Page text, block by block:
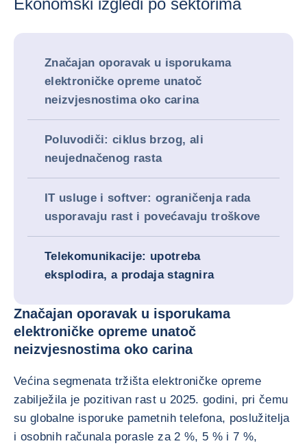
Ekonomski izgledi po sektorima
Značajan oporavak u isporukama
elektroničke opreme unatoč
neizvjesnostima oko carina
Poluvodiči: ciklus brzog, ali
neujednačenog rasta
IT usluge i softver: ograničenja rada
usporavaju rast i povećavaju troškove
Telekomunikacije: upotreba
eksplodira, a prodaja stagnira
Značajan oporavak u isporukama
elektroničke opreme unatoč
neizvjesnostima oko carina
Većina segmenata tržišta elektroničke opreme
zabilježila je pozitivan rast u 2025. godini, pri čemu
su globalne isporuke pametnih telefona, poslužitelja
i osobnih računala porasle za 2 %, 5 % i 7 %,